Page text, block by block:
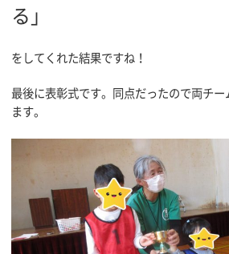
る」
をしてくれた結果ですね！
最後に表彰式です。同点だったので両チ
ます。